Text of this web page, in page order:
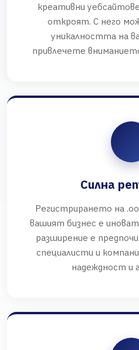
креативни
откроят. С него
уникалността на
привлечете
Силна
Регистрирането на
вашият бизнес е
разширение е
специалисти и
надеждност и